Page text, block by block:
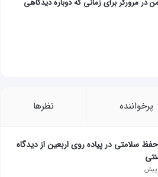
در مرورگر برای زمانی که دوباره دیدگاهی
پرخواننده نظرها
حفظ سلامتی در پیاده روی اربعین از دیدگاه